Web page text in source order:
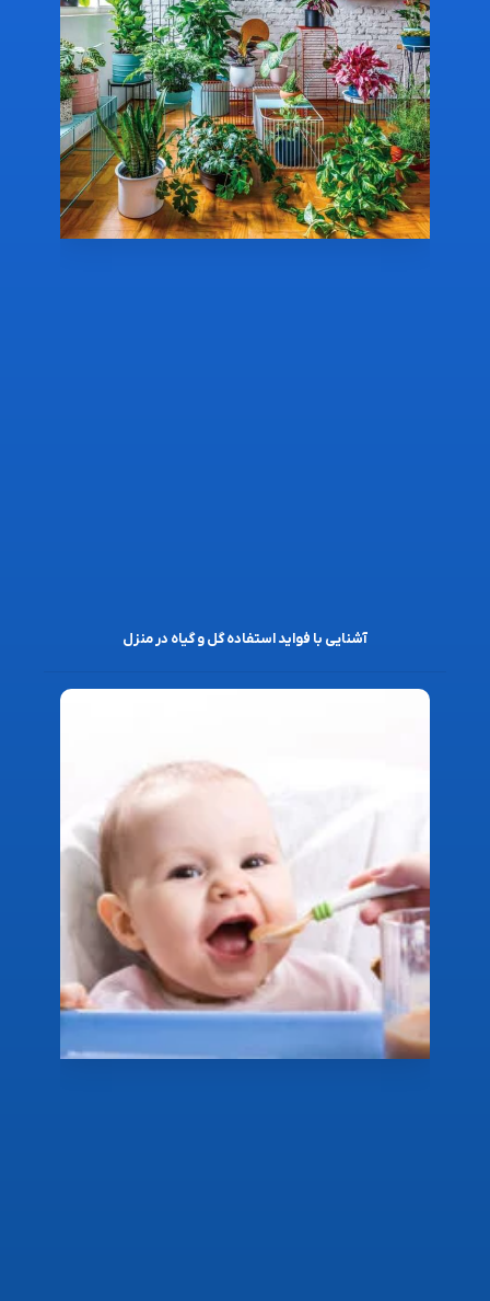
آشنایی با فواید استفاده گل و گیاه در منزل